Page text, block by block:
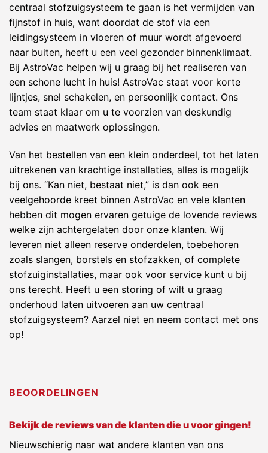
centraal stofzuigsysteem te gaan is het vermijden van
fijnstof in huis, want doordat de stof via een
leidingsysteem in vloeren of muur wordt afgevoerd
naar buiten, heeft u een veel gezonder binnenklimaat.
Bij AstroVac helpen wij u graag bij het realiseren van
een schone lucht in huis! AstroVac staat voor korte
lijntjes, snel schakelen, en persoonlijk contact. Ons
team staat klaar om u te voorzien van deskundig
advies en maatwerk oplossingen.
Van het bestellen van een klein onderdeel, tot het laten
uitrekenen van krachtige installaties, alles is mogelijk
bij ons. “Kan niet, bestaat niet,” is dan ook een
veelgehoorde kreet binnen AstroVac en vele klanten
hebben dit mogen ervaren getuige de lovende reviews
welke zijn achtergelaten door onze klanten. Wij
leveren niet alleen reserve onderdelen, toebehoren
zoals slangen, borstels en stofzakken, of complete
stofzuiginstallaties, maar ook voor service kunt u bij
ons terecht. Heeft u een storing of wilt u graag
onderhoud laten uitvoeren aan uw centraal
stofzuigsysteem? Aarzel niet en neem contact met ons
op!
BEOORDELINGEN
Bekijk de reviews van de klanten die u voor gingen!
Nieuwschierig naar wat andere klanten van ons